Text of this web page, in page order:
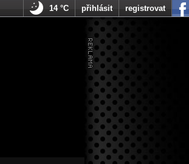
14 °C přihlásit registrovat